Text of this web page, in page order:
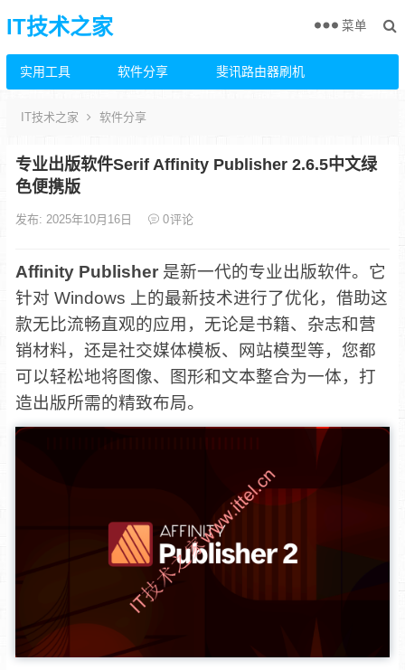
IT技术之家
实用工具 软件分享 斐讯路由器刷机
菜单
IT技术之家 软件分享
专业出版软件Serif Affinity Publisher 2.6.5中文绿
色便携版
发布: 2025年10月16日 0评论
Affinity Publisher是新一代的专业出版软件。它
针对 Windows 上的最新技术进行了优化，借助这
款无比流畅直观的应用，无论是书籍、杂志和营
销材料，还是社交媒体模板、网站模型等，您都
可以轻松地将图像、图形和文本整合为一体，打
造出版所需的精致布局。